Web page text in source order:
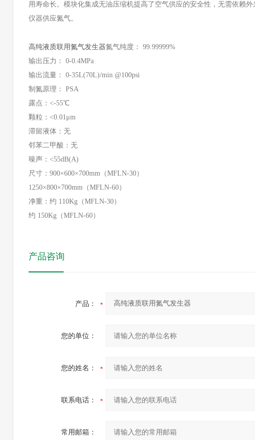
用寿命长。模块化集成无油压缩机提高了空气供应的安全性，无需依赖
仪器供应氮气。
高纯液质联用氮气发生器氮气纯度： 99.99999%
输出压力： 0-0.4MPa
输出流量： 0-35L(70L)/min @100psi
制氮原理： PSA
露点：<-55℃
颗粒：<0.01μm
滞留液体：无
邻苯二甲酸：无
噪声：<55dB(A)
尺寸：900×600×700mm（MFLN-30）
1250×800×700mm（MFLN-60）
净重：约 110Kg（MFLN-30）
约 150Kg（MFLN-60）
产品咨询
产品：
您的单位：
您的姓名：
联系电话：
常用邮箱：